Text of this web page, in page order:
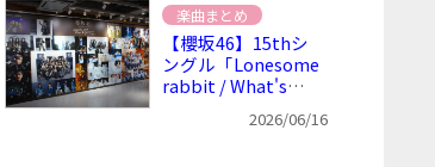
楽曲まとめ
【櫻坂46】15thシ
ングル「Lonesome
rabbit / What's
ップリング曲感想ま
2026/06/16